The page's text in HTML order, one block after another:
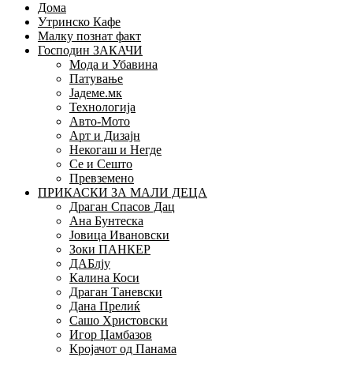
Дома
Утринско Кафе
Малку познат факт
Господин ЗАКАЧИ
Мода и Убавина
Патување
Јадеме.мк
Технологија
Авто-Мото
Арт и Дизајн
Некогаш и Негде
Се и Сешто
Превземено
ПРИКАСКИ ЗА МАЛИ ДЕЦА
Драган Спасов Дац
Ана Бунтеска
Јовица Ивановски
Зоки ПАНКЕР
ДАБлју
Калина Коси
Драган Таневски
Дана Прелиќ
Сашо Христовски
Игор Џамбазов
Кројачот од Панама